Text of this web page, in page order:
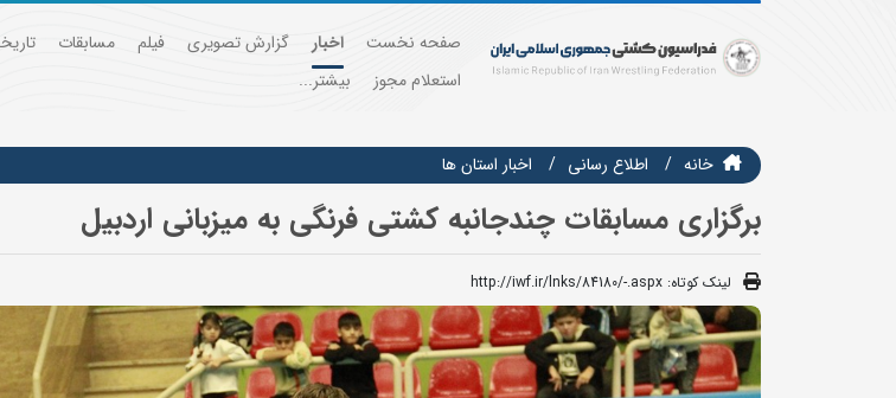
صفحه نخست اخبار گزارش تصویری فیلم مسابقات
استعلام مجوز
بیشتر...
خانه اطلاع رسانی اخبار استان ها
برگزاری مسابقات چندجانبه کشتی فرنگی به میزبانی اردبیل
لینک کوتاه: http://iwf.ir/lnks/84180/-.aspx